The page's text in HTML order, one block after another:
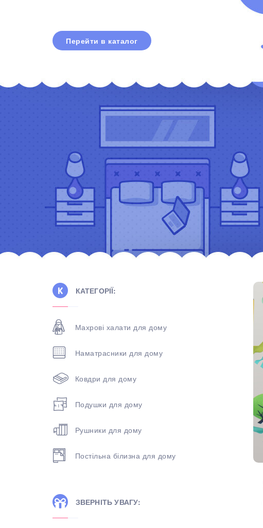
Перейти в каталог
КАТЕГОРІЇ:
Махрові халати для дому
Наматрасники для дому
Ковдри для дому
Подушки для дому
Рушники для дому
Постільна білизна для дому
ЗВЕРНІТЬ УВАГУ: